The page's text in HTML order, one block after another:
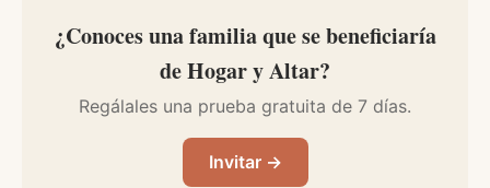
¿Conoces una familia que se beneficiaría
de Hogar y Altar?
Regálales una prueba gratuita de 7 días.
Invitar →